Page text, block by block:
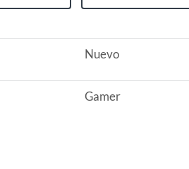
Nuevo
Gamer